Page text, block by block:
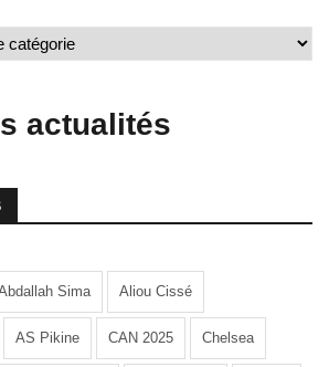
actualités
Sima Aliou Cissé
AS Pikine CAN 2025 Chelsea